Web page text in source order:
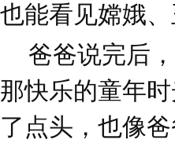
也能看见嫦娥
爸爸说完后，
那快乐的童年
了点头，也像